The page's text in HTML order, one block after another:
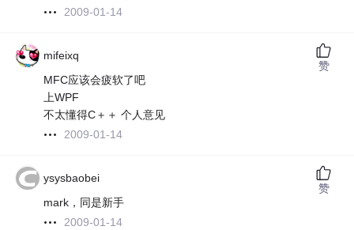
2009-01-14
mifeixq
MFC应该会疲软了吧
上WPF
不太懂得C＋＋ 个人意见
2009-01-14
赞
ysysbaobei
mark，同是新手
2009-01-14
赞